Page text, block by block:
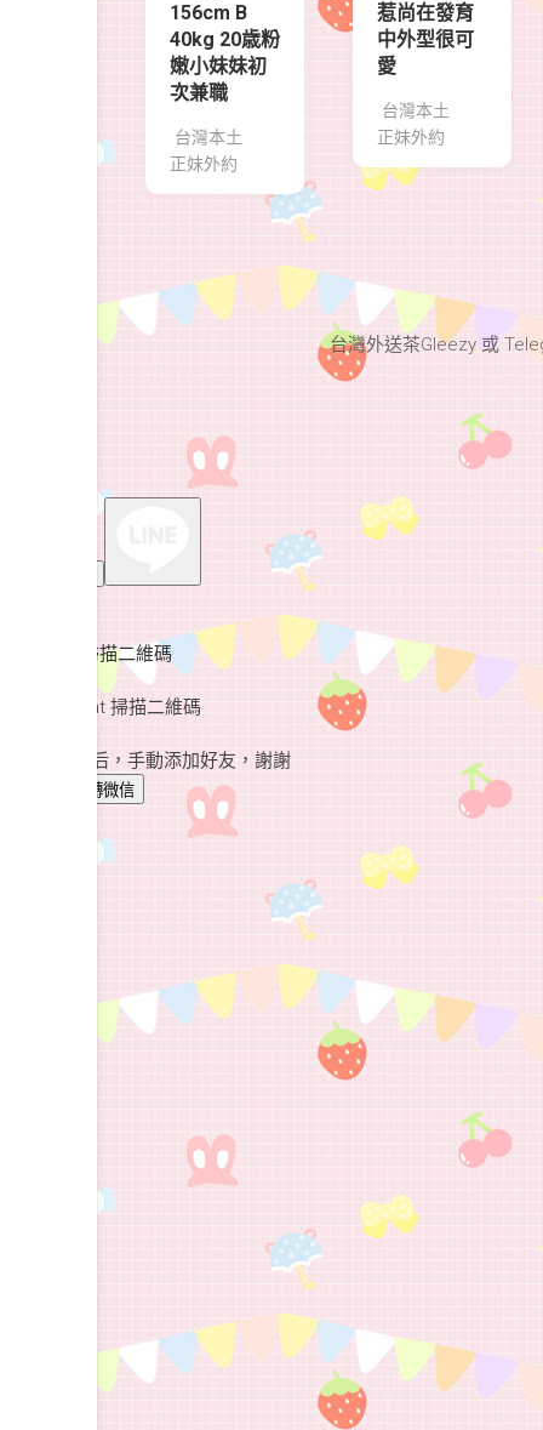
156cm B
40kg 20歳粉
嫩小妹妹初
次兼職
台灣本土
正妹外約
惹尚在發育
中外型很可
愛
台灣本土
正妹外約
台灣外送茶Gleezy 或
使用 LINE 掃描二維碼
使用 WeChat 掃描二維碼
請跳轉微信后，手動添加好友，謝謝
複製ID並跳轉微信